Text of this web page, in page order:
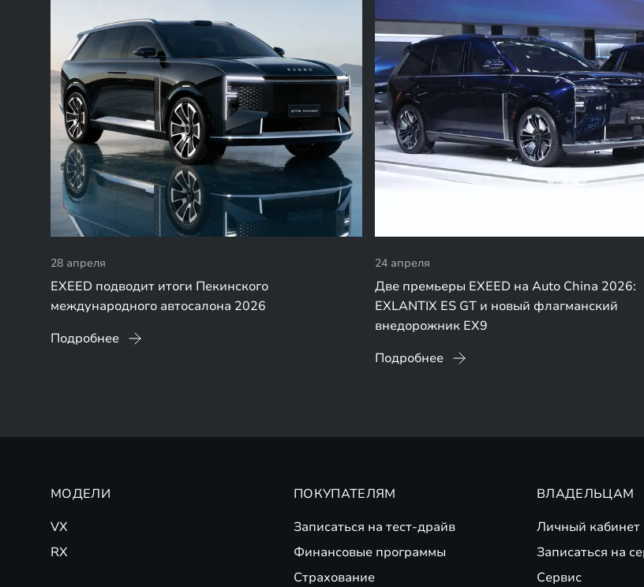
28 апреля
EXEED подводит итоги Пекинского
международного автосалона 2026
Подробнее
24 апреля
Две премьеры EXEED на Auto China 2026:
EXLANTIX ES GT и новый флагманский
внедорожник EX9
Подробнее
МОДЕЛИ
VX
RX
ПОКУПАТЕЛЯМ
Записаться на тест-драйв
Финансовые программы
Страхование
ВЛАДЕЛЬЦАМ
Личный кабинет
Записаться на
Сервис